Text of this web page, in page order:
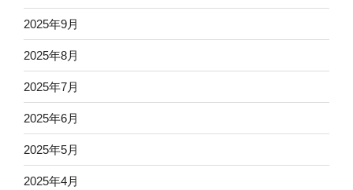
2025年9月
2025年8月
2025年7月
2025年6月
2025年5月
2025年4月